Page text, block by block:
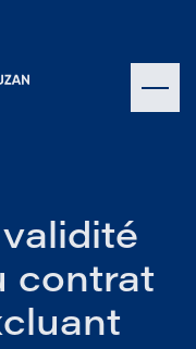
contrat